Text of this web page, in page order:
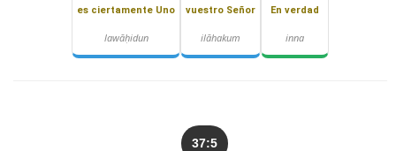
En verdad
inna
vuestro Señor
ilāhakum
es ciertamente Uno
lawāḥidun
37:5